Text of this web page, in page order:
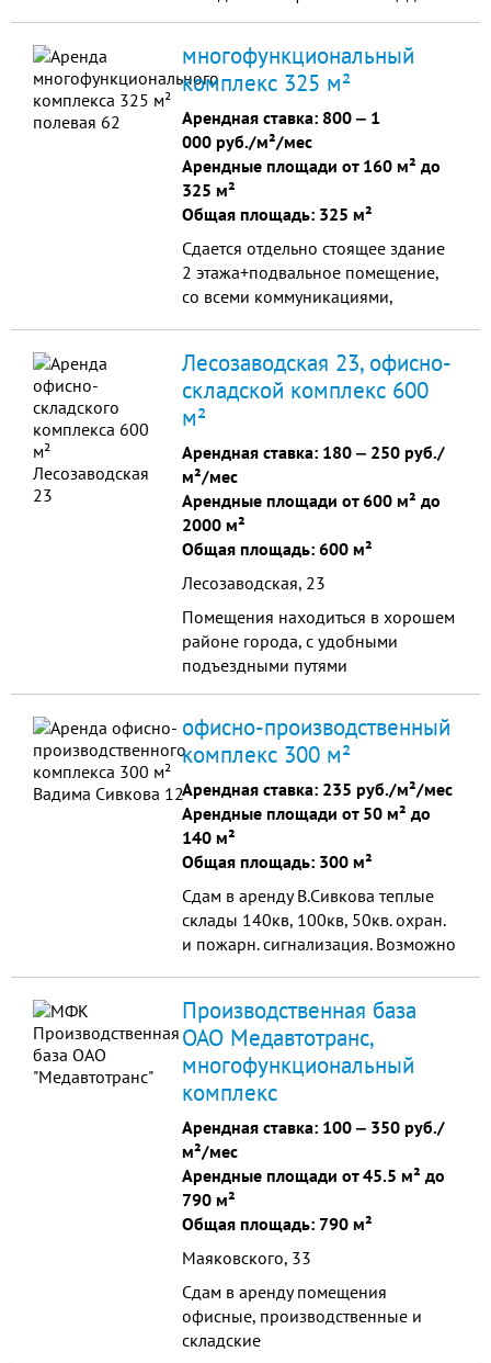
многофункциональный
комплекс 325 м²
Арендная ставка: 800 ‒ 1
000 руб./м²/мес
Арендные площади от 160 м² до
325 м²
Общая площадь: 325 м²
Сдается отдельно стоящее здание
2 этажа+подвальное помещение,
со всеми коммуникациями,
банковскую,либо офисную
деятельность
Лесозаводская 23, офисно-
складской комплекс 600
м²
Арендная ставка: 180 ‒ 250 руб./
м²/мес
Арендные площади от 600 м² до
2000 м²
Общая площадь: 600 м²
Лесозаводская, 23
Помещения находиться в хорошем
районе города, с удобными
подъездными путями
офисно-производственный
комплекс 300 м²
Арендная ставка: 235 руб./м²/мес
Арендные площади от 50 м² до
140 м²
Общая площадь: 300 м²
Сдам в аренду В.Сивкова теплые
склады 140кв, 100кв, 50кв. охран.
и пожарн. сигнализация. Возможно
Территория охраняется. Высокие
ворота. Использовать как гараж
для техники. Длительный срок.
Производственная база
ОАО Медавтотранс,
многофункциональный
комплекс
Арендная ставка: 100 ‒ 350 руб./
м²/мес
Арендные площади от 45.5 м² до
790 м²
Общая площадь: 790 м²
Маяковского, 33
Сдам в аренду помещения
офисные, производственные и
складские